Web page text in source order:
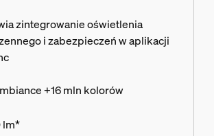
zintegrowanie oświetlenia
i zabezpieczeń w aplikacji
+16 mln kolorów
lm*